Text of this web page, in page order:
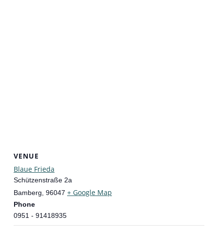
VENUE
Blaue Frieda
Schützenstraße 2a
Bamberg 96047 + Google Map
Phone
0951 - 91418935